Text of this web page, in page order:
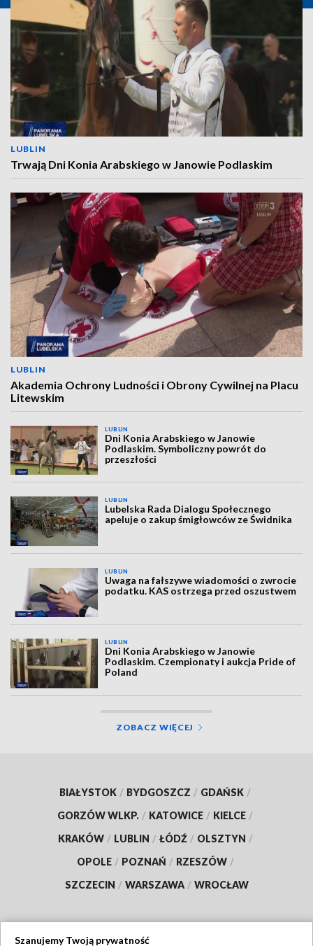
LUBLIN
Trwają Dni Konia Arabskiego w Janowie Podlaskim
LUBLIN
Akademia Ochrony Ludności i Obrony Cywilnej na Placu
Litewskim
LUBLIN
Dni Konia Arabskiego w Janowie
Podlaskim. Symboliczny powrót do
przeszłości
LUBLIN
Lubelska Rada Dialogu Społecznego
apeluje o zakup śmigłowców ze Świdnika
LUBLIN
Uwaga na fałszywe wiadomości o zwrocie
podatku. KAS ostrzega przed oszustwem
LUBLIN
Dni Konia Arabskiego w Janowie
Podlaskim. Czempionaty i aukcja Pride of
Poland
ZOBACZ WIĘCEJ
BIAŁYSTOK / BYDGOSZCZ / GDAŃSK /
GORZÓW WLKP. / KATOWICE / KIELCE /
KRAKÓW / LUBLIN / ŁÓDŹ / OLSZTYN /
OPOLE / POZNAŃ / RZESZÓW /
SZCZECIN / WARSZAWA / WROCŁAW
Szanujemy Twoją prywatność